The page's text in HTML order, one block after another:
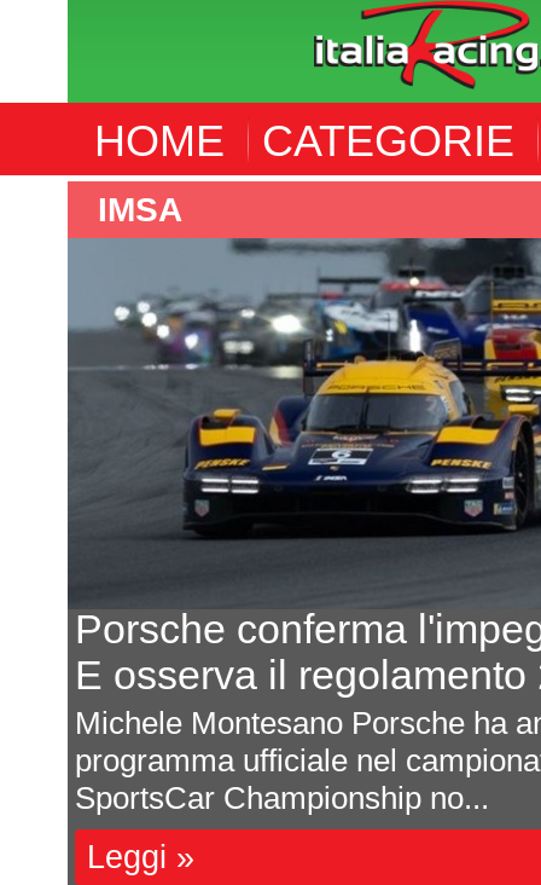
HOME CATEGORIE
IMSA
Porsche conferma
E osserva il
Michele Montesano Porsche ha
programma ufficiale nel
SportsCar Championship no...
Leggi »